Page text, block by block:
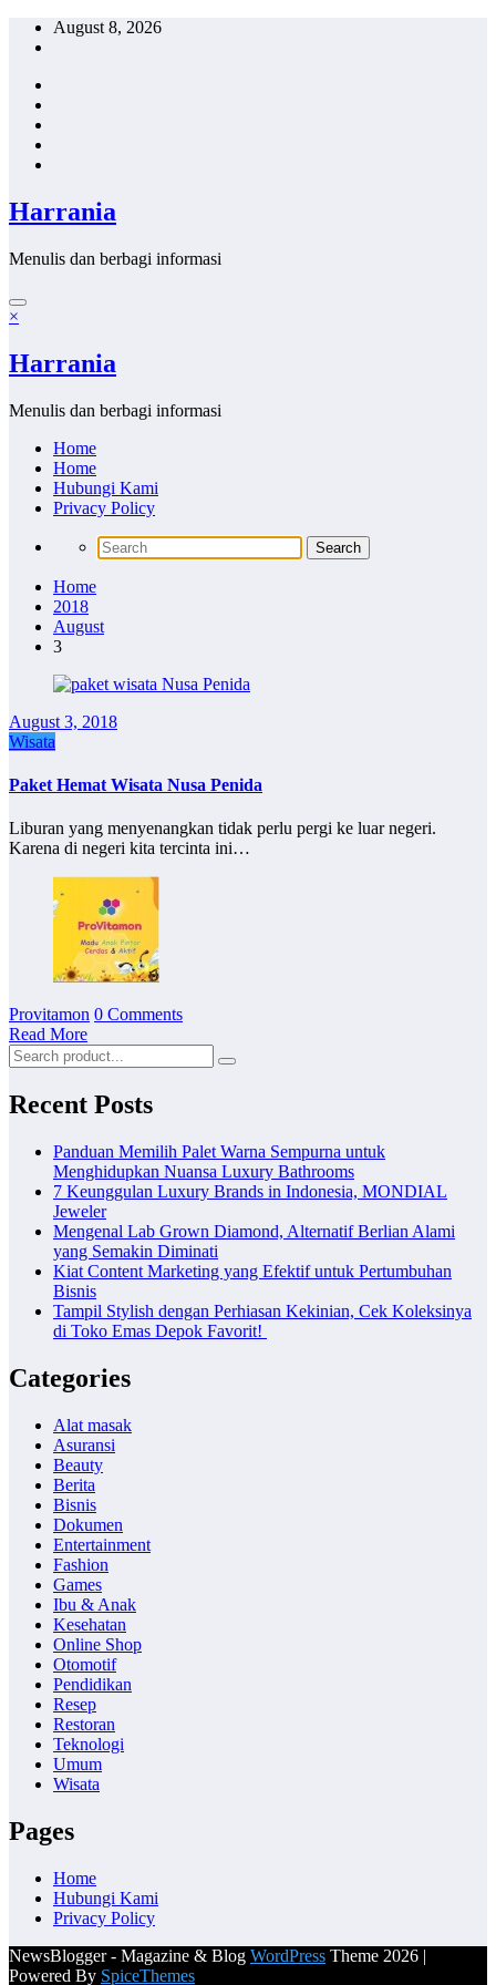
Skip
August 8, 2026
Harrania
Menulis dan berbagi informasi
×
Harrania
Menulis dan berbagi informasi
Home
Home
Hubungi Kami
Privacy Policy
Home
2018
August
3
August 3, 2018
Wisata
Paket Hemat Wisata Nusa Penida
Liburan yang menyenangkan tidak perlu pergi ke luar negeri.
Karena di negeri kita tercinta ini…
Provitamon 0 Comments
Read More
Recent Posts
Panduan Memilih Palet Warna Sempurna untuk
Menghidupkan Nuansa Luxury Bathrooms
7 Keunggulan Luxury Brands in Indonesia, MONDIAL
Jeweler
Mengenal Lab Grown Diamond, Alternatif Berlian Alami
yang Semakin Diminati
Kiat Content Marketing yang Efektif untuk Pertumbuhan
Bisnis
Tampil Stylish dengan Perhiasan Kekinian, Cek Koleksinya
di Toko Emas Depok Favorit!
Categories
Alat masak
Asuransi
Beauty
Berita
Bisnis
Dokumen
Entertainment
Fashion
Games
Ibu & Anak
Kesehatan
Online Shop
Otomotif
Pendidikan
Resep
Restoran
Teknologi
Umum
Wisata
Pages
Home
Hubungi Kami
Privacy Policy
NewsBlogger - Magazine & Blog WordPress Theme 2026 |
Powered By SpiceThemes